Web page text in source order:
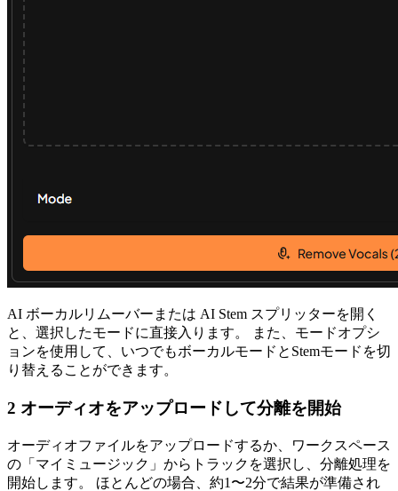
AI ボーカルリムーバーまたは AI Stem スプリッターを開く
と、選択したモードに直接入ります。 また、モードオプシ
ョンを使用して、いつでもボーカルモードとStemモードを切
り替えることができます。
2 オーディオをアップロードして分離を開始
オーディオファイルをアップロードするか、ワークスペース
の「マイミュージック」からトラックを選択し、分離処理を
開始します。 ほとんどの場合、約1〜2分で結果が準備され